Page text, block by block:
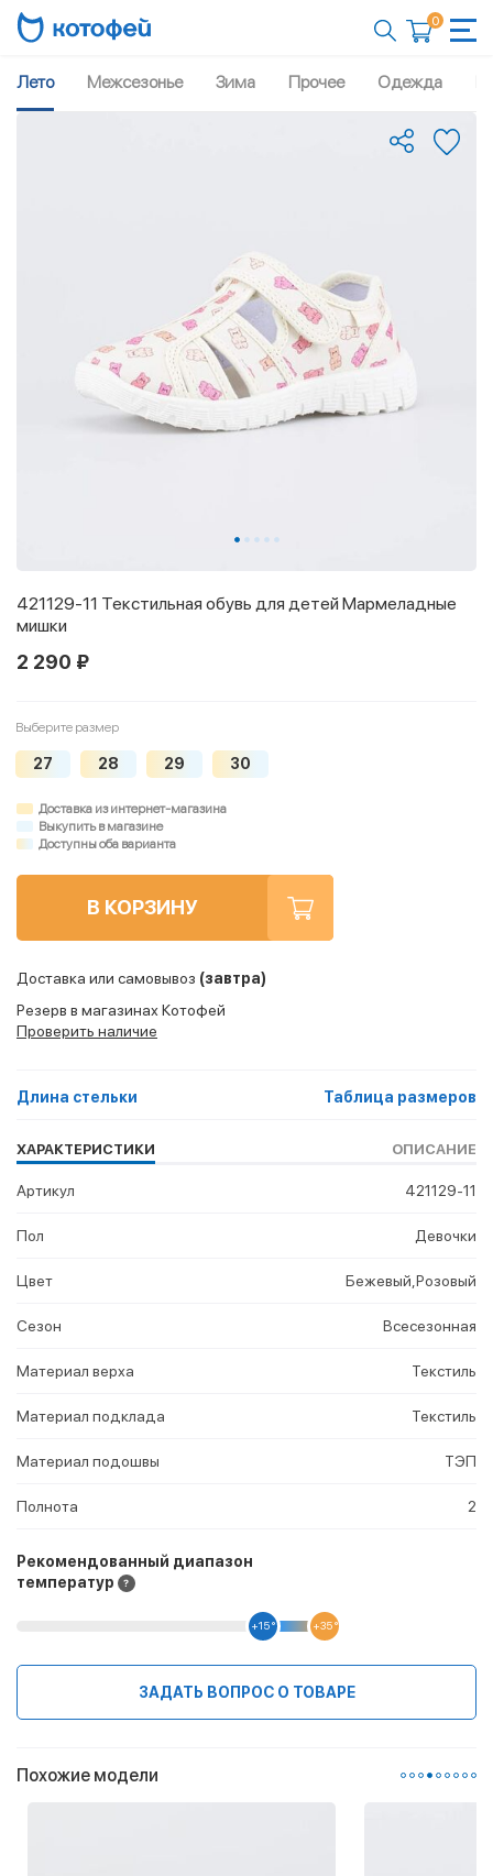
0
Лето Межсезонье Зима Прочее Одежда
421129-11 Текстильная обувь для детей Мармеладные
мишки
2 290 ₽
Выберите размер
27 28 29 30
Доставка из интернет-магазина
Выкупить в магазине
Доступны оба варианта
В КОРЗИНУ
Доставка или самовывоз (завтра)
Резерв в магазинах Котофей
Проверить наличие
Длина стельки Таблица размеров
ХАРАКТЕРИСТИКИ ОПИСАНИЕ
Артикул 421129-11
Пол Девочки
Цвет Бежевый,Розовый
Сезон Всесезонная
Материал верха Текстиль
Материал подклада Текстиль
Материал подошвы ТЭП
Полнота 2
Рекомендованный диапазон
температур
+15 ° +35 °
ЗАДАТЬ ВОПРОС О ТОВАРЕ
Похожие модели